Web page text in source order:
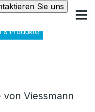
Sie uns
& Produkte
Viessmann